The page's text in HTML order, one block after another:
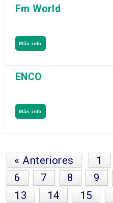
Fm World
Más info
ENCO
Más info
« Anteriores 1
6
7 8 9
13
14 15